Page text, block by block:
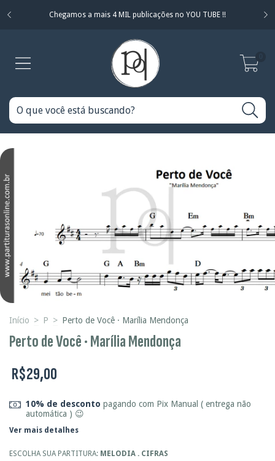
Chegamos a mais 4 MIL publicações no YOU TUBE !!
Início > P > Perto de Você · Marília Mendonça
Perto de Você · Marília Mendonça
R$29,00
10% de desconto pagando com Pix Manual ( entrega não
automática ) 😉
Ver mais detalhes
ESCOLHA SUA PARTITURA: MELODIA . CIFRAS